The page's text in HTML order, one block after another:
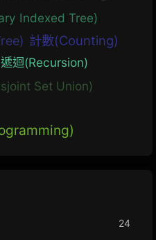
Indexed Tree)
計數(Counting)
遞迴(Recursion)
Set Union)
24